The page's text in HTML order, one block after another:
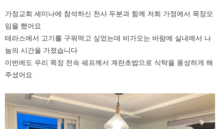
가정교회 세미나에 참석하신 천사 두분과 함께 저희 가정에서 목장모
임을 했어요
테라스에서 고기를 구워먹고 싶었는데 비가오는 바람에 실내에서 나
눔의 시간을 가졌습니다
이번에도 우리 목장 전속 쉐프께서 계란초밥으로 식탁을 풍성하게 해
주셨어요